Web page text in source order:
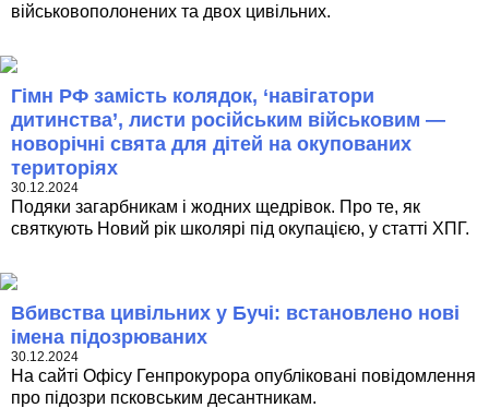
військовополонених та двох цивільних.
Гімн РФ замість колядок, ‘навігатори
дитинства’, листи російським військовим —
новорічні свята для дітей на окупованих
територіях
30.12.2024
Подяки загарбникам і жодних щедрівок. Про те, як
святкують Новий рік школярі під окупацією, у статті ХПГ.
Вбивства цивільних у Бучі: встановлено нові
імена підозрюваних
30.12.2024
На сайті Офісу Генпрокурора опубліковані повідомлення
про підозри псковським десантникам.